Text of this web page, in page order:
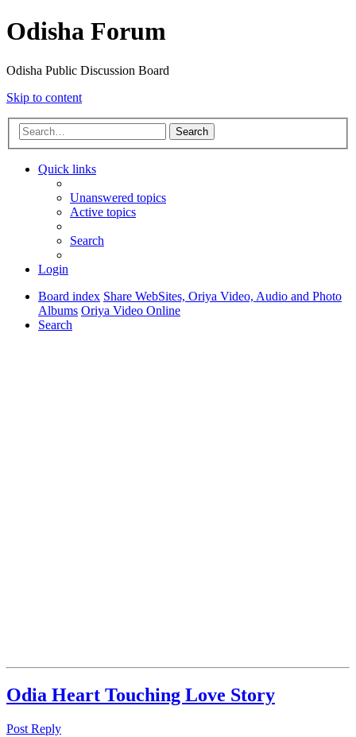
Odisha Forum
Odisha Public Discussion Board
Skip to content
Search
Quick links
Unanswered topics
Active topics
Search
Login
Board index Share WebSites, Oriya Video, Audio and Photo
Albums Oriya Video Online
Search
Odia Heart Touching Love Story
Post Reply